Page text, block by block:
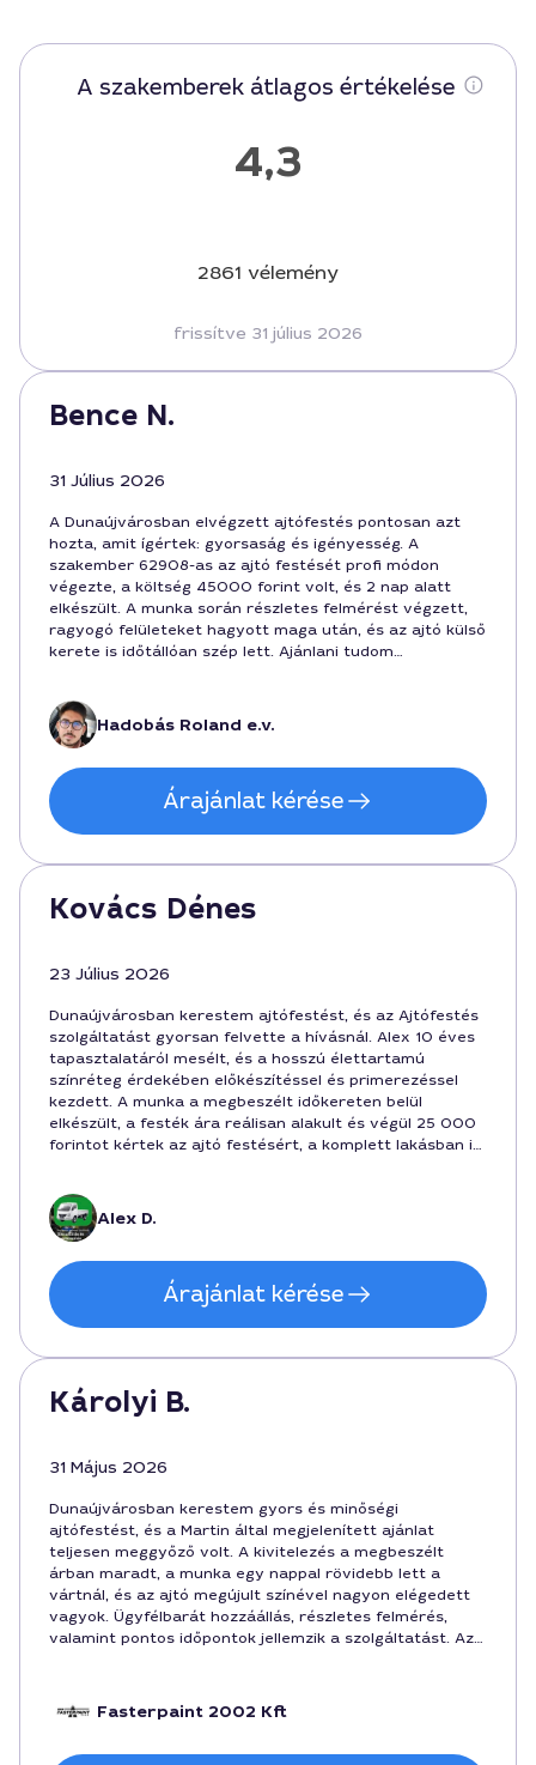
A szakemberek átlagos értékelése
4,3
2861 vélemény
frissítve 31 július 2026
Bence N.
31 Július 2026
A Dunaújvárosban elvégzett ajtófestés pontosan azt
hozta, amit ígértek: gyorsaság és igényesség. A
szakember 62908-as az ajtó festését profi módon
végezte, a költség 45000 forint volt, és 2 nap alatt
elkészült. A munka során részletes felmérést végzett,
ragyogó felületeket hagyott maga után, és az ajtó külső
kerete is időtállóan szép lett. Ajánlani tudom
Hadobás Roland e.v.
Árajánlat kérése
Kovács Dénes
23 Július 2026
Dunaújvárosban kerestem ajtófestést, és az Ajtófestés
szolgáltatást gyorsan felvette a hívásnál. Alex 10 éves
tapasztalatáról mesélt, és a hosszú élettartamú
színréteg érdekében előkészítéssel és primerezéssel
kezdett. A munka a megbeszélt időkereten belül
elkészült, a festék ára reálisan alakult és végül 25 000
forintot kértek az ajtó festésért, a komplett lakásban is
Alex D.
Árajánlat kérése
Károlyi B.
31 Május 2026
Dunaújvárosban kerestem gyors és minőségi
ajtófestést, és a Martin által megjelenített ajánlat
teljesen meggyőző volt. A kivitelezés a megbeszélt
árban maradt, a munka egy nappal rövidebb lett a
vártnál, és az ajtó megújult színével nagyon elégedett
vagyok. Ügyfélbarát hozzáállás, részletes felmérés,
valamint pontos időpontok jellemzik a szolgáltatást. Az
Fasterpaint 2002 Kft